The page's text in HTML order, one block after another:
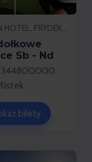
GREEN INN HOTEL, FRÝDEK-MÍSTEK
Sb - Nd
bilety